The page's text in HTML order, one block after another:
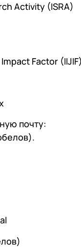
Activity (ISRA)
Factor
почту: